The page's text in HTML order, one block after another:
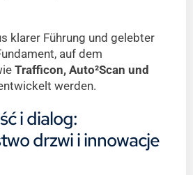
klarer Führung und gelebter
auf dem
Trafficon, Auto²Scan und
werden.
i dialog:
drzwi i innowacje